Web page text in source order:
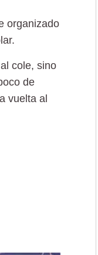
organizado
cole, sino
de
vuelta al